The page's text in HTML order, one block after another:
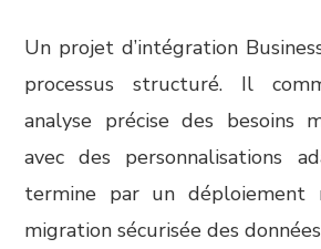
Un projet d’intégration
processus structuré. Il
analyse précise des besoins
avec des personnalisations
termine par un déploiement
migration sécurisée des